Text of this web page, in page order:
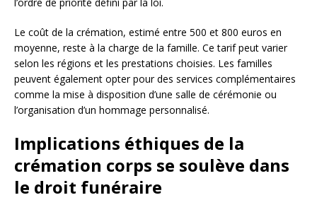
Le coût de la crémation, estimé entre 500 et 800 euros en
moyenne, reste à la charge de la famille. Ce tarif peut varier
selon les régions et les prestations choisies. Les familles
peuvent également opter pour des services complémentaires
comme la mise à disposition d’une salle de cérémonie ou
l’organisation d’un hommage personnalisé.
Implications éthiques de la
crémation corps se soulève dans
le droit funéraire